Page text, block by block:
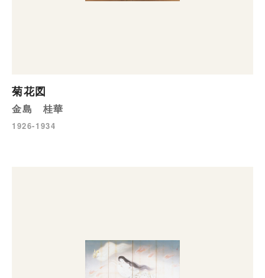
菊花図
金島 桂華
1926-1934